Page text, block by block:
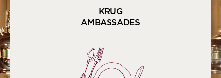
KRUG
AMBASSADES